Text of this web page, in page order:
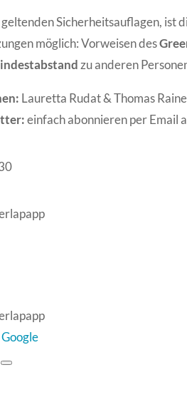
Sicherheitsauflagen, ist
möglich: Vorweisen des
zu anderen
Lauretta Rudat & Thomas
einfach abonnieren per Email